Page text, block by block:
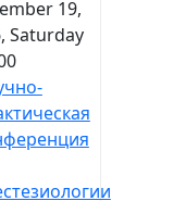
19,
Saturday